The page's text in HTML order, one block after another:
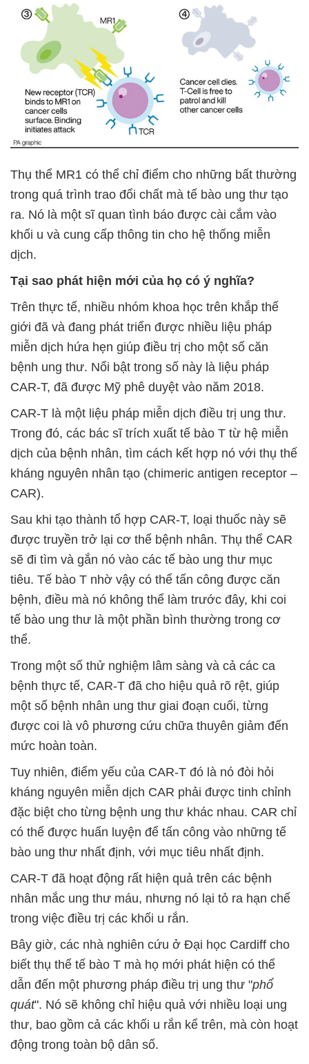
Thụ thể MR1 có thể chỉ điểm cho những bất thường
trong quá trình trao đổi chất mà tế bào ung thư tạo
ra. Nó là một sĩ quan tình báo được cài cắm vào
khối u và cung cấp thông tin cho hệ thống miễn
dịch.
Tại sao phát hiện mới của họ có ý nghĩa?
Trên thực tế, nhiều nhóm khoa học trên khắp thế
giới đã và đang phát triển được nhiều liệu pháp
miễn dịch hứa hẹn giúp điều trị cho một số căn
bệnh ung thư. Nổi bật trong số này là liệu pháp
CAR-T, đã được Mỹ phê duyệt vào năm 2018.
CAR-T là một liệu pháp miễn dịch điều trị ung thư.
Trong đó, các bác sĩ trích xuất tế bào T từ hệ miễn
dịch của bệnh nhân, tìm cách kết hợp nó với thụ thế
kháng nguyên nhân tạo (chimeric antigen receptor –
CAR).
Sau khi tạo thành tổ hợp CAR-T, loại thuốc này sẽ
được truyền trở lại cơ thể bệnh nhân. Thụ thể CAR
sẽ đi tìm và gắn nó vào các tế bào ung thư mục
tiêu. Tế bào T nhờ vậy có thể tấn công được căn
bệnh, điều mà nó không thể làm trước đây, khi coi
tế bào ung thư là một phần bình thường trong cơ
thể.
Trong một số thử nghiệm lâm sàng và cả các ca
bệnh thực tế, CAR-T đã cho hiệu quả rõ rệt, giúp
một số bệnh nhân ung thư giai đoạn cuối, từng
được coi là vô phương cứu chữa thuyên giảm đến
mức hoàn toàn.
Tuy nhiên, điểm yếu của CAR-T đó là nó đòi hỏi
kháng nguyên miễn dịch CAR phải được tinh chỉnh
đặc biệt cho từng bệnh ung thư khác nhau. CAR chỉ
có thể được huấn luyện để tấn công vào những tế
bào ung thư nhất định, với mục tiêu nhất định.
CAR-T đã hoạt động rất hiện quả trên các bệnh
nhân mắc ung thư máu, nhưng nó lại tỏ ra hạn chế
trong việc điều trị các khối u rắn.
Bây giờ, các nhà nghiên cứu ở Đại học Cardiff cho
biết thụ thể tế bào T mà họ mới phát hiện có thể
dẫn đến một phương pháp điều trị ung thư "phổ
quát". Nó sẽ không chỉ hiệu quả với nhiều loại ung
thư, bao gồm cả các khối u rắn kể trên, mà còn hoạt
động trong toàn bộ dân số.